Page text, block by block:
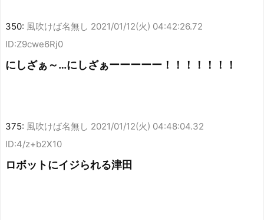
350: 風吹けば名無し 2021/01/12(火) 04:42:26.72
ID:Z9cwe6Rj0
にしざぁ～…にしざぁーーーーー！！！！！！！
375: 風吹けば名無し 2021/01/12(火) 04:48:04.32
ID:4/z+b2X10
ロボットにイジられる津田